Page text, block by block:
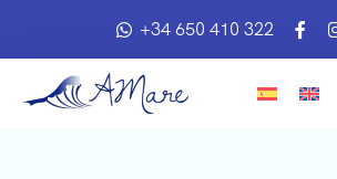
+34 650 410 322